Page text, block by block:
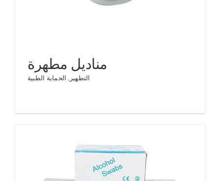
مناديل مطهرة
التطهير , الحماية الطبية